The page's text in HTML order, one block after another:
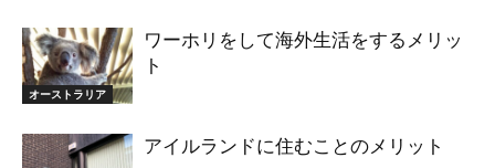
オーストラリア
ワーホリをして海外生活をするメリッ
ト
アイルランドに住むことのメリット